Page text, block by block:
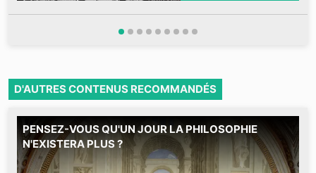
D'AUTRES CONTENUS RECOMMANDÉS
PENSEZ-VOUS QU'UN JOUR LA PHILOSOPHIE
N'EXISTERA PLUS ?